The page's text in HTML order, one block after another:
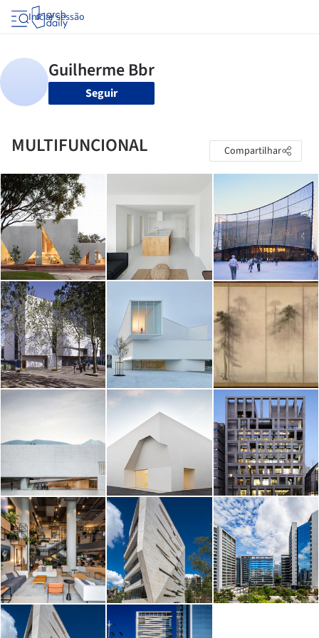
Iniciar sessão
Seguir
MULTIFUNCIONAL Compartilhar